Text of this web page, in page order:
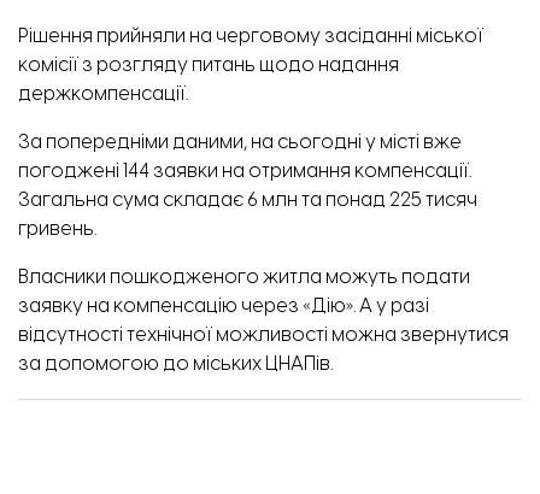
Рішення прийняли на черговому засіданні міської
комісії з розгляду питань щодо надання
держкомпенсації.
За попередніми даними, на сьогодні у місті вже
погоджені 144 заявки на отримання компенсації.
Загальна сума складає 6 млн та понад 225 тисяч
гривень.
Власники пошкодженого житла можуть подати
заявку на компенсацію через «Дію». А у разі
відсутності технічної можливості можна звернутися
за допомогою до міських ЦНАПів.